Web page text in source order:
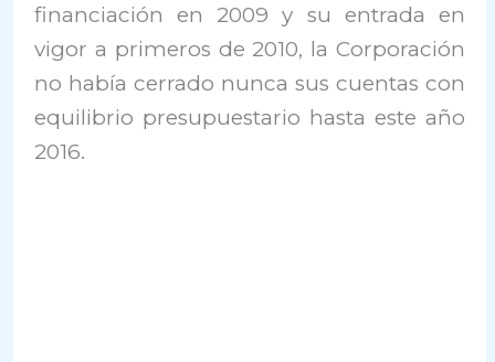
financiación en 2009 y su entrada en
vigor a primeros de 2010, la Corporación
no había cerrado nunca sus cuentas con
equilibrio presupuestario hasta este año
2016.